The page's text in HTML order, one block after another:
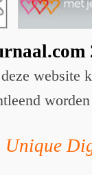
website
worden
Unique